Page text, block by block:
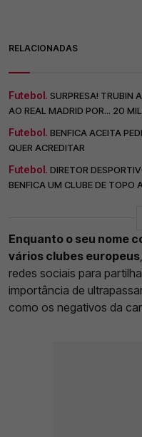
RELACIONADAS
Futebol. SURPRESA! TRUBIN
AO REAL MADRID POR... 20
Futebol. BENFICA ACEITA
QUER ACREDITAR
Futebol. DIRETOR
BENFICA UM CLUBE DE TOPO
Enquanto o seu nome
vários clubes europeus
redes sociais para
importância de
como os negativos da